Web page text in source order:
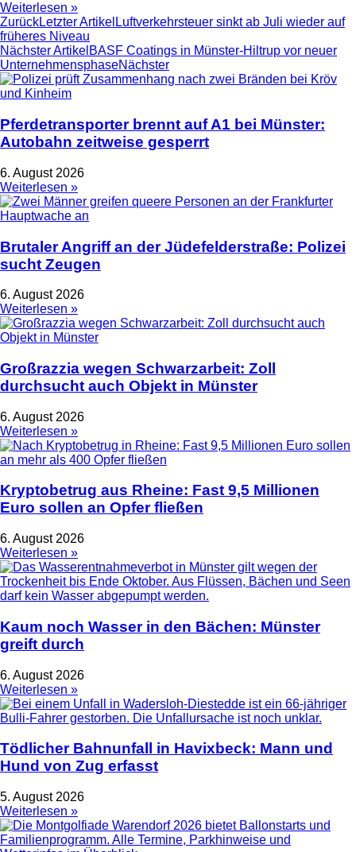
Weiterlesen »
ZurückLetzter Artikel Luftverkehrsteuer sinkt ab Juli wieder auf
früheres Niveau
Nächster Artikel BASF Coatings in Münster-Hiltrup vor neuer
UnternehmensphaseNächster
Pferdetransporter brennt auf A1 bei Münster:
Autobahn zeitweise gesperrt
6. August 2026
Weiterlesen »
Brutaler Angriff an der Jüdefelderstraße: Polizei
sucht Zeugen
6. August 2026
Weiterlesen »
Großrazzia wegen Schwarzarbeit: Zoll
durchsucht auch Objekt in Münster
6. August 2026
Weiterlesen »
Kryptobetrug aus Rheine: Fast 9,5 Millionen
Euro sollen an Opfer fließen
6. August 2026
Weiterlesen »
Kaum noch Wasser in den Bächen: Münster
greift durch
6. August 2026
Weiterlesen »
Tödlicher Bahnunfall in Havixbeck: Mann und
Hund von Zug erfasst
5. August 2026
Weiterlesen »